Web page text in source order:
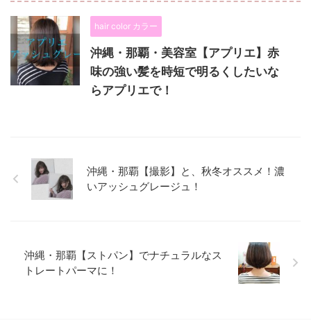
hair color カラー
沖縄・那覇・美容室【アプリエ】赤
味の強い髪を時短で明るくしたいな
らアプリエで！
沖縄・那覇【撮影】と、秋冬オススメ！濃
いアッシュグレージュ！
沖縄・那覇【ストパン】でナチュラルなス
トレートパーマに！